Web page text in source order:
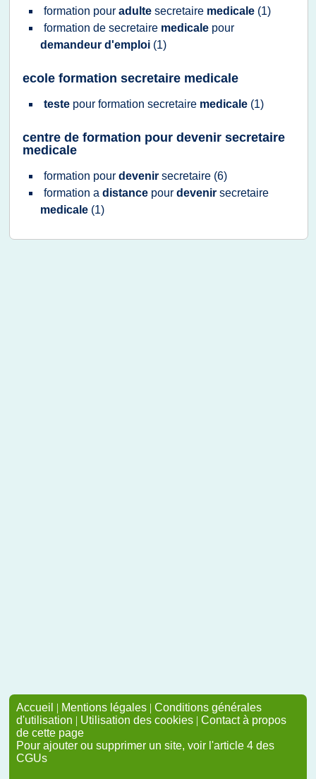
formation pour adulte secretaire medicale (1)
formation de secretaire medicale pour
demandeur d'emploi (1)
ecole formation secretaire medicale
teste pour formation secretaire medicale (1)
centre de formation pour devenir secretaire
medicale
formation pour devenir secretaire (6)
formation a distance pour devenir secretaire
medicale (1)
Accueil | Mentions légales | Conditions générales
d'utilisation | Utilisation des cookies | Contact à propos
de cette page
Pour ajouter ou supprimer un site, voir l'article 4 des
CGUs